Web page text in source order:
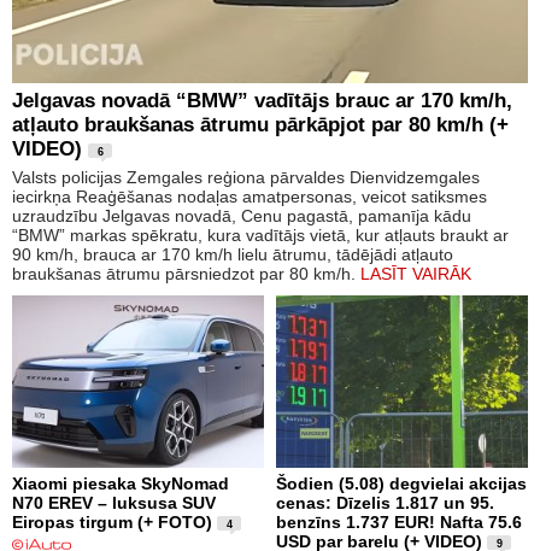
Jelgavas novadā “BMW” vadītājs brauc ar 170 km/h,
atļauto braukšanas ātrumu pārkāpjot par 80 km/h (+
VIDEO)
6
Valsts policijas Zemgales reģiona pārvaldes Dienvidzemgales
iecirkņa Reaģēšanas nodaļas amatpersonas, veicot satiksmes
uzraudzību Jelgavas novadā, Cenu pagastā, pamanīja kādu
“BMW” markas spēkratu, kura vadītājs vietā, kur atļauts braukt ar
90 km/h, brauca ar 170 km/h lielu ātrumu, tādējādi atļauto
braukšanas ātrumu pārsniedzot par 80 km/h. LASĪT VAIRĀK
Xiaomi piesaka SkyNomad
N70 EREV – luksusa SUV
Eiropas tirgum (+ FOTO)
4
Šodien (5.08) degvielai akcijas
cenas: Dīzelis 1.817 un 95.
benzīns 1.737 EUR! Nafta 75.6
USD par barelu (+ VIDEO)
9